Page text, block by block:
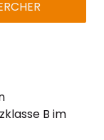
B im